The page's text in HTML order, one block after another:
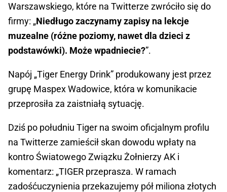
Warszawskiego, które na Twitterze zwróciło się do
firmy: „Niedługo zaczynamy zapisy na lekcje
muzealne (różne poziomy, nawet dla dzieci z
podstawówki). Może wpadniecie?”.
Napój „Tiger Energy Drink” produkowany jest przez
grupę Maspex Wadowice, która w komunikacie
przeprosiła za zaistniałą sytuację.
Dziś po południu Tiger na swoim oficjalnym profilu
na Twitterze zamieścił skan dowodu wpłaty na
kontro Światowego Związku Żołnierzy AK i
komentarz: „TIGER przeprasza. W ramach
zadośćuczynienia przekazujemy pół miliona złotych